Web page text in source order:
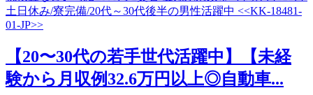
【20〜30代の若手世代活躍中】【未経
験から月収例32.6万円以上◎自動車...